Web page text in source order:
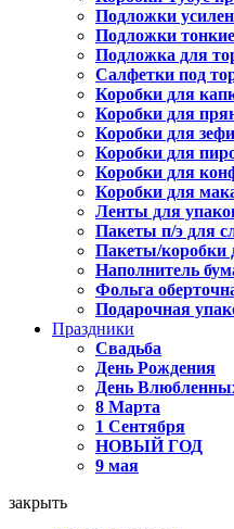
Подложки
Подложки
Подложка для
Салфетки под
Коробки для
Коробки для
Коробки для
Коробки для
Коробки для
Коробки для
Ленты для
Пакеты п/э для
Пакеты/коробки
Наполнитель
Фольга
Подарочная
Праздники
Свадьба
День Рождения
День
8 Марта
1 Сентября
НОВЫЙ ГОД
9 мая
закрыть